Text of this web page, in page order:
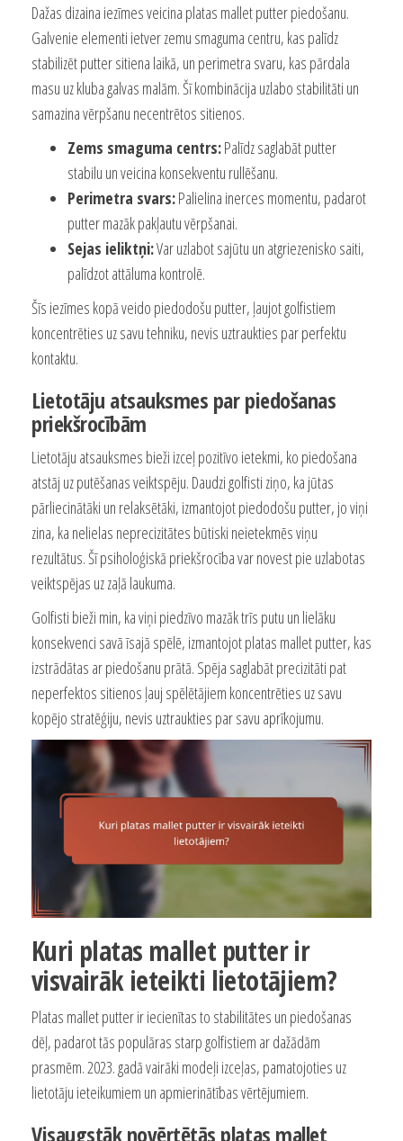
Dažas dizaina iezīmes veicina platas mallet putter piedošanu.
Galvenie elementi ietver zemu smaguma centru, kas palīdz
stabilizēt putter sitiena laikā, un perimetra svaru, kas pārdala
masu uz kluba galvas malām. Šī kombinācija uzlabo stabilitāti un
samazina vērpšanu necentrētos sitienos.
Zems smaguma centrs:Palīdz saglabāt putter
stabilu un veicina konsekventu rullēšanu.
Perimetra svars:Palielina inerces momentu, padarot
putter mazāk pakļautu vērpšanai.
Sejas ieliktņi:Var uzlabot sajūtu un atgriezenisko saiti,
palīdzot attāluma kontrolē.
Šīs iezīmes kopā veido piedodošu putter, ļaujot golfistiem
koncentrēties uz savu tehniku, nevis uztraukties par perfektu
kontaktu.
Lietotāju atsauksmes par piedošanas
priekšrocībām
Lietotāju atsauksmes bieži izceļ pozitīvo ietekmi, ko piedošana
atstāj uz putēšanas veiktspēju. Daudzi golfisti ziņo, ka jūtas
pārliecinātāki un relaksētāki, izmantojot piedodošu putter, jo viņi
zina, ka nelielas neprecizitātes būtiski neietekmēs viņu
rezultātus. Šī psiholoģiskā priekšrocība var novest pie uzlabotas
veiktspējas uz zaļā laukuma.
Golfisti bieži min, ka viņi piedzīvo mazāk trīs putu un lielāku
konsekvenci savā īsajā spēlē, izmantojot platas mallet putter, kas
izstrādātas ar piedošanu prātā. Spēja saglabāt precizitāti pat
neperfektos sitienos ļauj spēlētājiem koncentrēties uz savu
kopējo stratēģiju, nevis uztraukties par savu aprīkojumu.
Kuri platas mallet putter ir
visvairāk ieteikti lietotājiem?
Platas mallet putter ir iecienītas to stabilitātes un piedošanas
dēļ, padarot tās populāras starp golfistiem ar dažādām
prasmēm. 2023. gadā vairāki modeļi izceļas, pamatojoties uz
lietotāju ieteikumiem un apmierinātības vērtējumiem.
Visaugstāk novērtētās platas mallet